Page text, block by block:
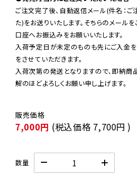
ご注文完了後、自動返信メール(件名：ご
た)をお送りいたします。そちらのメール
口座へお振込みをお願いいたします。
入荷予定日が未定のものも先にご入金
をさせていただきます。
入荷次第の発送となりますので、即納商
解のほどよろしくお願い申し上げます。
7,000円 (税込価格 7,700円 )
数量